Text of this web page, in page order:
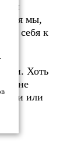
мы,
себя к
Хоть
не
или